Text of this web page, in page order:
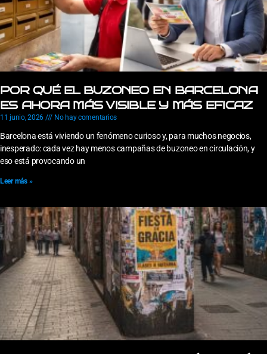
POR QUÉ EL BUZONEO EN BARCELONA
ES AHORA MÁS VISIBLE Y MÁS EFICAZ
11 junio, 2026 No hay comentarios
Barcelona está viviendo un fenómeno curioso y, para muchos negocios,
inesperado: cada vez hay menos campañas de buzoneo en circulación, y
eso está provocando un
Leer más »